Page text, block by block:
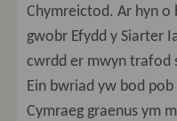
Dillad Ysgol
Adroddiadau Estyn
Chymreictod. Ar hyn o
gwobr Efydd y Siarter
cwrdd er mwyn trafod
Ein bwriad yw bod
Cymraeg graenus ym